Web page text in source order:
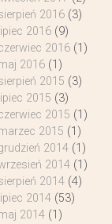
2016(3)
lipiec 2016(9)
2016(1)
2016(1)
2015 (3)
lipiec 2015 (3)
2015 (1)
2015 (1)
2014(1)
2014(1)
2014(4)
lipiec 2014(53)
2014(1)